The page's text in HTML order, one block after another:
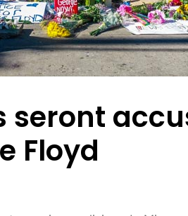
seront
Floyd